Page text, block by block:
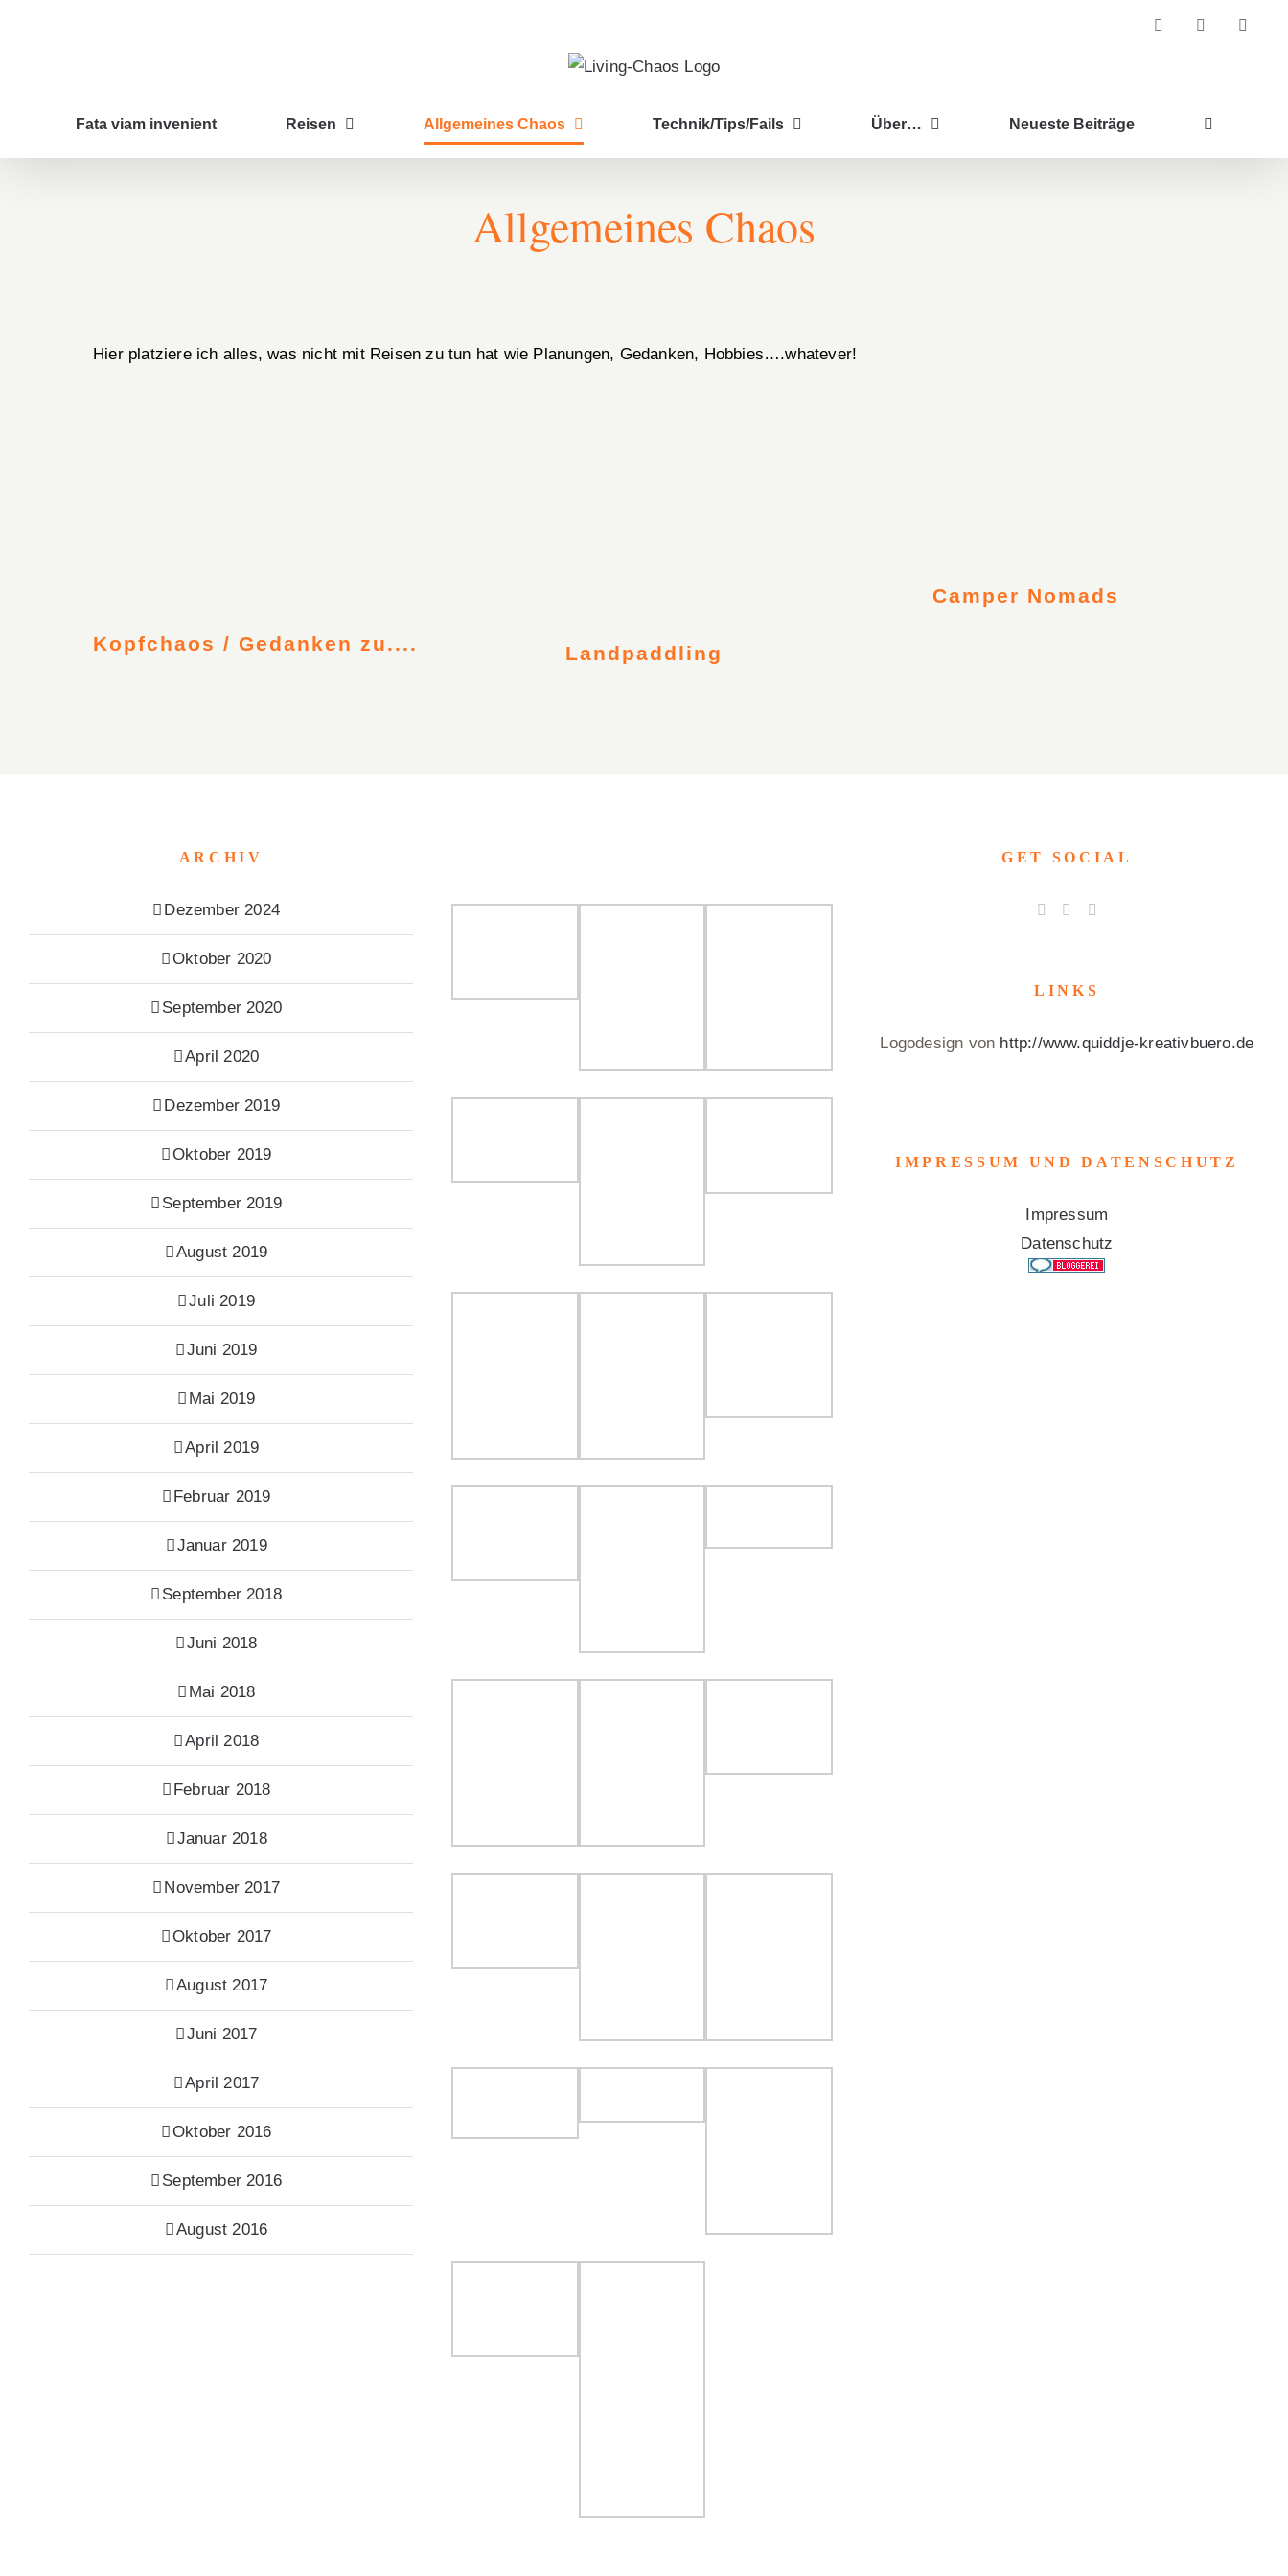
FacebookInstagram
Fata viam invenient Reisen Allgemeines Chaos Technik/Tips/Fails Über… Neueste Beiträge
Allgemeines Chaos
Hier platziere ich alles, was nicht mit Reisen zu tun hat wie Planungen, Gedanken, Hobbies….whatever!
Kopfchaos / Gedanken zu.... Landpaddling
Camper Nomads
ARCHIV
Dezember 2024
Oktober 2020
September 2020
April 2020
Dezember 2019
Oktober 2019
September 2019
August 2019
Juli 2019
Juni 2019
Mai 2019
April 2019
Februar 2019
Januar 2019
September 2018
Juni 2018
Mai 2018
April 2018
Februar 2018
Januar 2018
November 2017
Oktober 2017
August 2017
Juni 2017
April 2017
Oktober 2016
September 2016
August 2016
GET SOCIAL
LINKS
Logodesign von http://www.quiddje-kreativbuero.de
IMPRESSUM UND DATENSCHUTZ
Impressum
Datenschutz